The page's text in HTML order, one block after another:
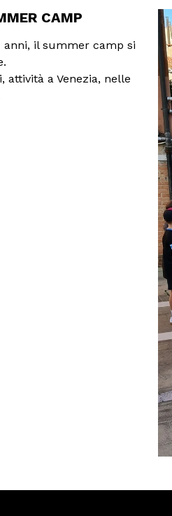
CAMP
anni, il summer camp si
attività a Venezia, nelle